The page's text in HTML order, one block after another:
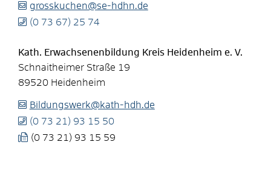
grosskuchen@se-hdhn.de
(0 73 67) 25 74
Kath. Erwachsenenbildung Kreis Heidenheim e. V.
Schnaitheimer Straße 19
89520 Heidenheim
Bildungswerk@kath-hdh.de
(0 73 21) 93 15 50
(0 73 21) 93 15 59